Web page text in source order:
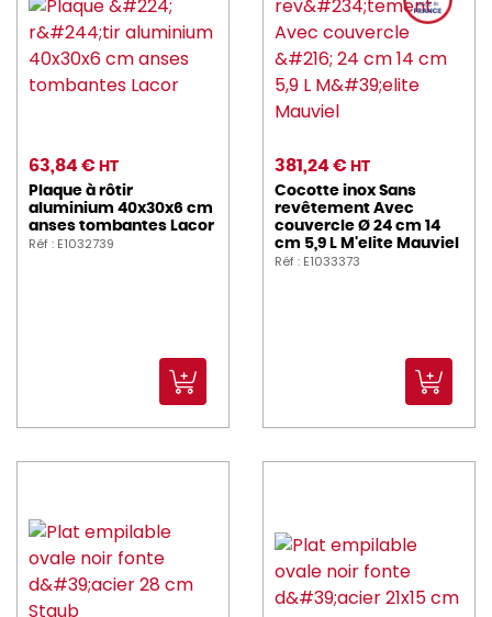
63,84 € HT
Plaque à rôtir
aluminium 40x30x6 cm
anses tombantes Lacor
Réf : E1032739
381,24 € HT
Cocotte inox Sans
revêtement Avec
couvercle Ø 24 cm 14
cm 5,9 L M'elite Mauviel
Réf : E1033373